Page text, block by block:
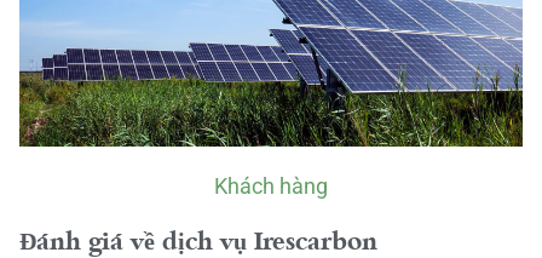
Khách hàng
Đánh giá về dịch vụ Irescarbon